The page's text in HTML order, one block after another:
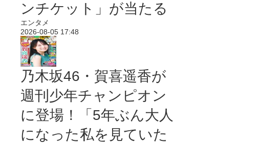
ンチケット」が当たる
エンタメ
2026-08-05 17:48
乃木坂46・賀喜遥香が
週刊少年チャンピオン
に登場！「5年ぶん大人
になった私を見ていた